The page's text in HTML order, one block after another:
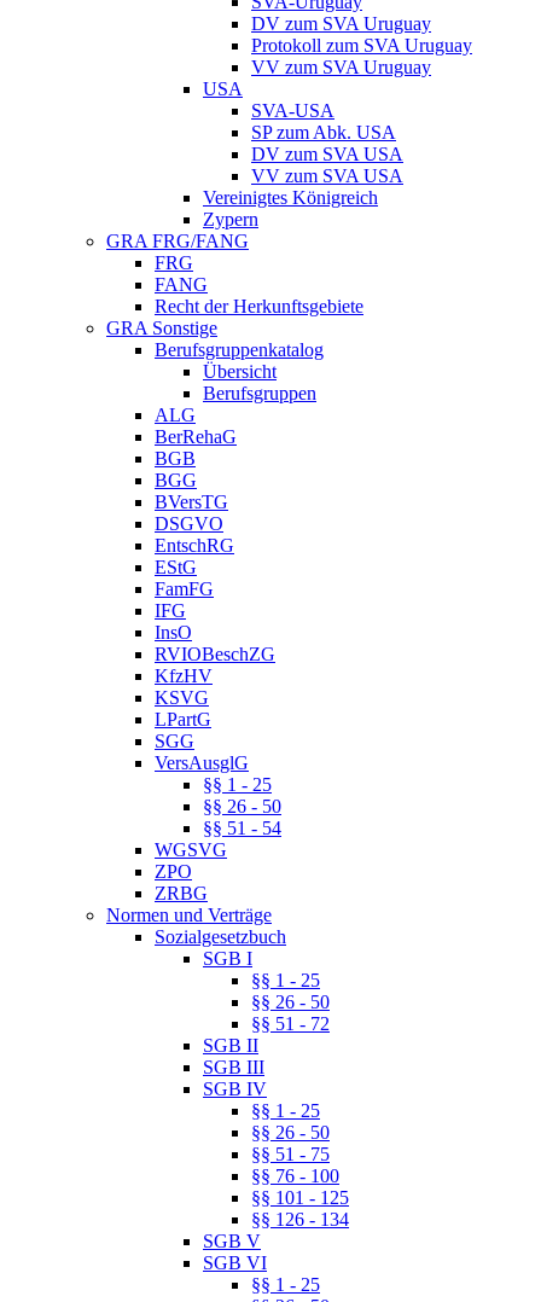
DV zum SVA Uruguay
Protokoll zum SVA Uruguay
VV zum SVA Uruguay
USA
SVA-USA
SP zum Abk. USA
DV zum SVA USA
VV zum SVA USA
Vereinigtes Königreich
Zypern
GRA FRG/FANG
FRG
FANG
Recht der Herkunftsgebiete
GRA Sonstige
Berufsgruppenkatalog
Übersicht
Berufsgruppen
ALG
BerRehaG
BGB
BGG
BVersTG
DSGVO
EntschRG
EStG
FamFG
IFG
InsO
RVIOBeschZG
KfzHV
KSVG
LPartG
SGG
VersAusglG
§§ 1 - 25
§§ 26 - 50
§§ 51 - 54
WGSVG
ZPO
ZRBG
Normen und Verträge
Sozialgesetzbuch
SGB I
§§ 1 - 25
§§ 26 - 50
§§ 51 - 72
SGB II
SGB III
SGB IV
§§ 1 - 25
§§ 26 - 50
§§ 51 - 75
§§ 76 - 100
§§ 101 - 125
§§ 126 - 134
SGB V
SGB VI
§§ 1 - 25